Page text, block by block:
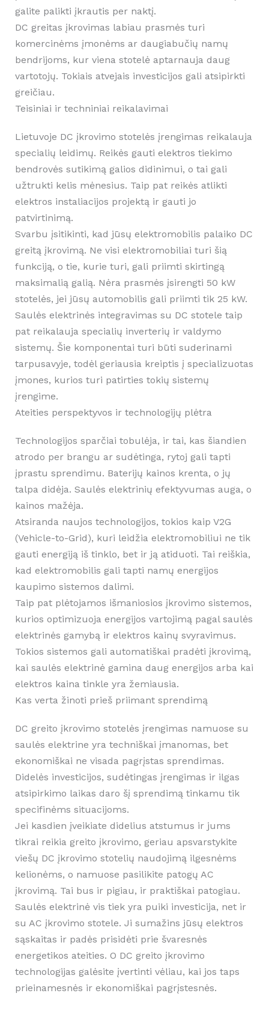
galite palikti įkrautis per naktį.
DC greitas įkrovimas labiau prasmės turi
komercinėms įmonėms ar daugiabučių namų
bendrijoms, kur viena stotelė aptarnauja daug
vartotojų. Tokiais atvejais investicijos gali atsipirkti
greičiau.
Teisiniai ir techniniai reikalavimai
Lietuvoje DC įkrovimo stotelės įrengimas reikalauja
specialių leidimų. Reikės gauti elektros tiekimo
bendrovės sutikimą galios didinimui, o tai gali
užtrukti kelis mėnesius. Taip pat reikės atlikti
elektros instaliacijos projektą ir gauti jo
patvirtinimą.
Svarbu įsitikinti, kad jūsų elektromobilis palaiko DC
greitą įkrovimą. Ne visi elektromobiliai turi šią
funkciją, o tie, kurie turi, gali priimti skirtingą
maksimalią galią. Nėra prasmės įsirengti 50 kW
stotelės, jei jūsų automobilis gali priimti tik 25 kW.
Saulės elektrinės integravimas su DC stotele taip
pat reikalauja specialių inverterių ir valdymo
sistemų. Šie komponentai turi būti suderinami
tarpusavyje, todėl geriausia kreiptis į specializuotas
įmones, kurios turi patirties tokių sistemų
įrengime.
Ateities perspektyvos ir technologijų plėtra
Technologijos sparčiai tobulėja, ir tai, kas šiandien
atrodo per brangu ar sudėtinga, rytoj gali tapti
įprastu sprendimu. Baterijų kainos krenta, o jų
talpa didėja. Saulės elektrinių efektyvumas auga, o
kainos mažėja.
Atsiranda naujos technologijos, tokios kaip V2G
(Vehicle-to-Grid), kuri leidžia elektromobiliui ne tik
gauti energiją iš tinklo, bet ir ją atiduoti. Tai reiškia,
kad elektromobilis gali tapti namų energijos
kaupimo sistemos dalimi.
Taip pat plėtojamos išmaniosios įkrovimo sistemos,
kurios optimizuoja energijos vartojimą pagal saulės
elektrinės gamybą ir elektros kainų svyravimus.
Tokios sistemos gali automatiškai pradėti įkrovimą,
kai saulės elektrinė gamina daug energijos arba kai
elektros kaina tinkle yra žemiausia.
Kas verta žinoti prieš priimant sprendimą
DC greito įkrovimo stotelės įrengimas namuose su
saulės elektrine yra techniškai įmanomas, bet
ekonomiškai ne visada pagrįstas sprendimas.
Didelės investicijos, sudėtingas įrengimas ir ilgas
atsipirkimo laikas daro šį sprendimą tinkamu tik
specifinėms situacijoms.
Jei kasdien įveikiate didelius atstumus ir jums
tikrai reikia greito įkrovimo, geriau apsvarstykite
viešų DC įkrovimo stotelių naudojimą ilgesnėms
kelionėms, o namuose pasilikite patogų AC
įkrovimą. Tai bus ir pigiau, ir praktiškai patogiau.
Saulės elektrinė vis tiek yra puiki investicija, net ir
su AC įkrovimo stotele. Ji sumažins jūsų elektros
sąskaitas ir padės prisidėti prie švaresnės
energetikos ateities. O DC greito įkrovimo
technologijas galėsite įvertinti vėliau, kai jos taps
prieinamesnės ir ekonomiškai pagrįstesnės.